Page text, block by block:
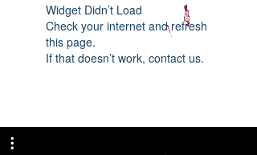
Widget Didn’t Load
Check your internet and refresh
this page.
If that doesn’t work, contact us.